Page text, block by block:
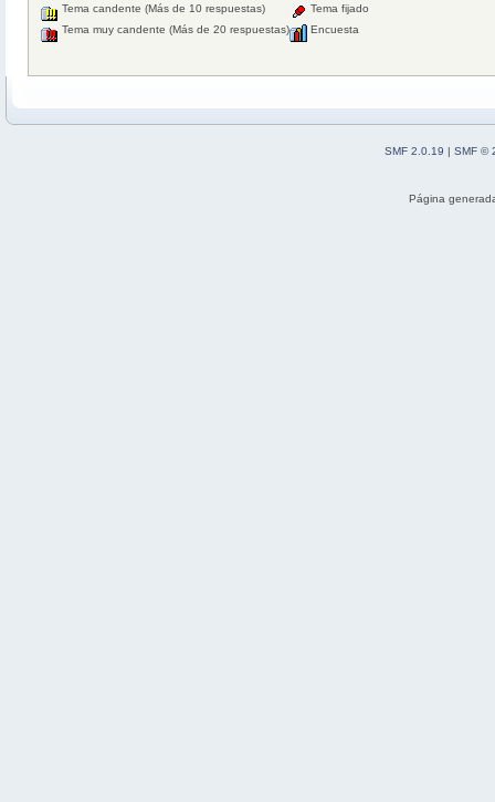
Tema candente (Más de 10 respuestas)
Tema muy candente (Más de 20 respuestas)
Tema fijado
Encuesta
SMF 2.0.19 | SMF ©
Página